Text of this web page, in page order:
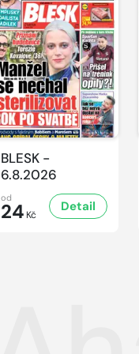
BLESK -
6.8.2026
od
24 Kč
Detail